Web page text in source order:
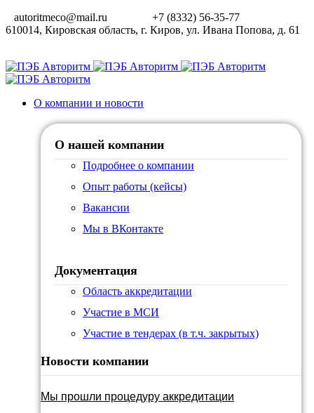
autoritmeco@mail.ru
+7 (8332) 56-35-77
610014, Кировская область, г. Киров, ул. Ивана Попова, д. 61
О компании и новости
О нашей компании
Подробнее о компании
Опыт работы (кейсы)
Вакансии
Мы в ВКонтакте
Документация
Область аккредитации
Участие в МСИ
Участие в тендерах (в т.ч. закрытых)
Новости компании
Мы прошли процедуру аккредитации